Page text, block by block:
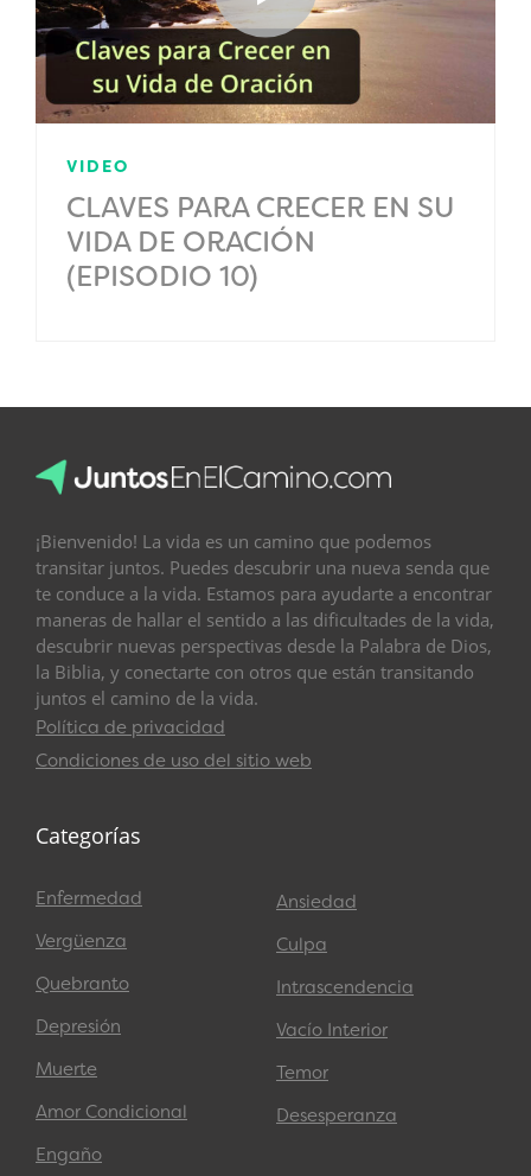
VIDEO
CLAVES PARA CRECER EN SU
VIDA DE ORACIÓN
(EPISODIO 10)
¡Bienvenido! La vida es un camino que podemos
transitar juntos. Puedes descubrir una nueva senda que
te conduce a la vida. Estamos para ayudarte a encontrar
maneras de hallar el sentido a las dificultades de la vida,
descubrir nuevas perspectivas desde la Palabra de Dios,
la Biblia, y conectarte con otros que están transitando
juntos el camino de la vida.
Política de privacidad
Condiciones de uso del sitio web
Categorías
Enfermedad
Vergüenza
Quebranto
Depresión
Muerte
Amor Condicional
Engaño
Ansiedad
Culpa
Intrascendencia
Vacío Interior
Temor
Desesperanza